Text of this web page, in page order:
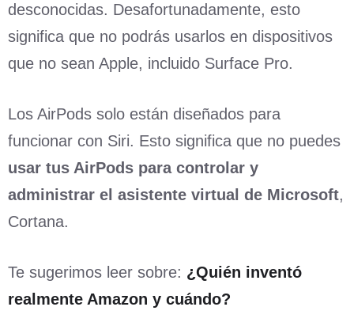
desconocidas. Desafortunadamente, esto
significa que no podrás usarlos en dispositivos
que no sean Apple, incluido Surface Pro.
Los AirPods solo están diseñados para
funcionar con Siri. Esto significa que no puedes
usar tus AirPods para controlar y
administrar el asistente virtual de Microsoft,
Cortana.
Te sugerimos leer sobre: ¿Quién inventó
realmente Amazon y cuándo?